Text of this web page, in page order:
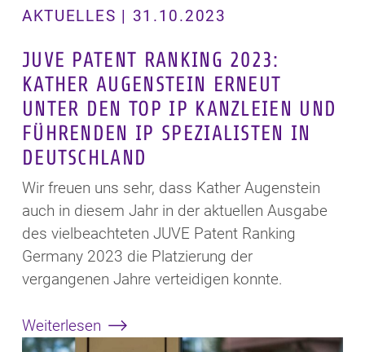
AKTUELLES | 31.10.2023
JUVE PATENT RANKING 2023:
KATHER AUGENSTEIN ERNEUT
UNTER DEN TOP IP KANZLEIEN UND
FÜHRENDEN IP SPEZIALISTEN IN
DEUTSCHLAND
Wir freuen uns sehr, dass Kather Augenstein
auch in diesem Jahr in der aktuellen Ausgabe
des vielbeachteten JUVE Patent Ranking
Germany 2023 die Platzierung der
vergangenen Jahre verteidigen konnte.
Weiterlesen